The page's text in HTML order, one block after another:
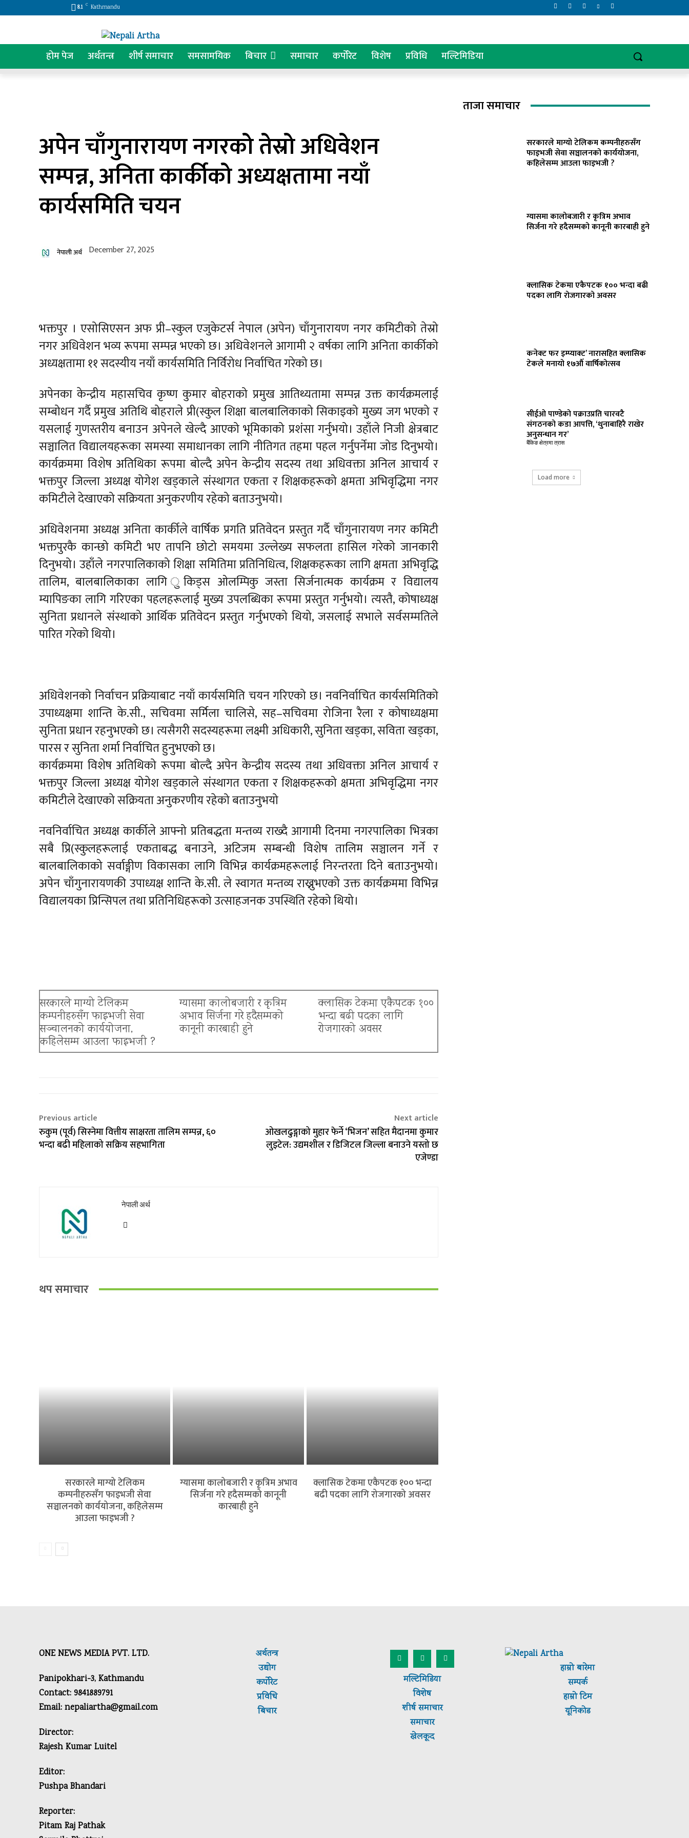
8.1 C Kathmandu
होम पेज अर्थतन्त्र शीर्ष समाचार समसामयिक बिचार समाचार कर्पोरेट विशेष प्रविधि मल्टिमिडिया
अपेन चाँगुनारायण नगरको तेस्रो अधिवेशन
सम्पन्न, अनिता कार्कीको अध्यक्षतामा नयाँ
कार्यसमिति चयन
नेपाली अर्थ December 27, 2025
भक्तपुर । एसोसिएसन अफ प्री–स्कुल एजुकेटर्स नेपाल (अपेन) चाँगुनारायण नगर कमिटीको तेस्रो
नगर अधिवेशन भव्य रूपमा सम्पन्न भएको छ। अधिवेशनले आगामी २ वर्षका लागि अनिता कार्कीको
अध्यक्षतामा ११ सदस्यीय नयाँ कार्यसमिति निर्विरोध निर्वाचित गरेको छ।
अपेनका केन्द्रीय महासचिव कृष्ण कुमार बोहराको प्रमुख आतिथ्यतामा सम्पन्न उक्त कार्यक्रमलाई
सम्बोधन गर्दै प्रमुख अतिथि बोहराले प्री(स्कुल शिक्षा बालबालिकाको सिकाइको मुख्य जग भएको र
यसलाई गुणस्तरीय बनाउन अपेनले खेल्दै आएको भूमिकाको प्रशंसा गर्नुभयो। उहाँले निजी क्षेत्रबाट
सञ्चालित विद्यालयहरूका समस्या समाधानका लागि नीतिगत तहमा पहल गर्नुपर्नेमा जोड दिनुभयो।
कार्यक्रममा विशेष अतिथिका रूपमा बोल्दै अपेन केन्द्रीय सदस्य तथा अधिवक्ता अनिल आचार्य र
भक्तपुर जिल्ला अध्यक्ष योगेश खड्काले संस्थागत एकता र शिक्षकहरूको क्षमता अभिवृद्धिमा नगर
कमिटीले देखाएको सक्रियता अनुकरणीय रहेको बताउनुभयो।
अधिवेशनमा अध्यक्ष अनिता कार्कीले वार्षिक प्रगति प्रतिवेदन प्रस्तुत गर्दै चाँगुनारायण नगर कमिटी
भक्तपुरकै कान्छो कमिटी भए तापनि छोटो समयमा उल्लेख्य सफलता हासिल गरेको जानकारी
दिनुभयो। उहाँले नगरपालिकाको शिक्षा समितिमा प्रतिनिधित्व, शिक्षकहरूका लागि क्षमता अभिवृद्धि
तालिम, बालबालिकाका लागि ुकिड्स ओलम्पिकु जस्ता सिर्जनात्मक कार्यक्रम र विद्यालय
म्यापिङका लागि गरिएका पहलहरूलाई मुख्य उपलब्धिका रूपमा प्रस्तुत गर्नुभयो। त्यस्तै, कोषाध्यक्ष
सुनिता प्रधानले संस्थाको आर्थिक प्रतिवेदन प्रस्तुत गर्नुभएको थियो, जसलाई सभाले सर्वसम्मतिले
पारित गरेको थियो।
अधिवेशनको निर्वाचन प्रक्रियाबाट नयाँ कार्यसमिति चयन गरिएको छ। नवनिर्वाचित कार्यसमितिको
उपाध्यक्षमा शान्ति के.सी., सचिवमा सर्मिला चालिसे, सह–सचिवमा रोजिना रैला र कोषाध्यक्षमा
सुनिता प्रधान रहनुभएको छ। त्यसैगरी सदस्यहरूमा लक्ष्मी अधिकारी, सुनिता खड्का, सविता खड्का,
पारस र सुनिता शर्मा निर्वाचित हुनुभएको छ।
कार्यक्रममा विशेष अतिथिको रूपमा बोल्दै अपेन केन्द्रीय सदस्य तथा अधिवक्ता अनिल आचार्य र
भक्तपुर जिल्ला अध्यक्ष योगेश खड्काले संस्थागत एकता र शिक्षकहरूको क्षमता अभिवृद्धिमा नगर
कमिटीले देखाएको सक्रियता अनुकरणीय रहेको बताउनुभयो
नवनिर्वाचित अध्यक्ष कार्कीले आफ्नो प्रतिबद्धता मन्तव्य राख्दै आगामी दिनमा नगरपालिका भित्रका
सबै प्रि(स्कुलहरूलाई एकताबद्ध बनाउने, अटिजम सम्बन्धी विशेष तालिम सञ्चालन गर्ने र
बालबालिकाको सर्वाङ्गीण विकासका लागि विभिन्न कार्यक्रमहरूलाई निरन्तरता दिने बताउनुभयो।
अपेन चाँगुनारायणकी उपाध्यक्ष शान्ति के.सी. ले स्वागत मन्तव्य राख्नुभएको उक्त कार्यक्रममा विभिन्न
विद्यालयका प्रिन्सिपल तथा प्रतिनिधिहरूको उत्साहजनक उपस्थिति रहेको थियो।
सरकारले माग्यो टेलिकम
कम्पनीहरुसँग फाइभजी सेवा
सञ्चालनको कार्ययोजना,
कहिलेसम्म आउला फाइभजी ?
ग्यासमा कालोबजारी र कृत्रिम
अभाव सिर्जना गरे हदैसम्मको
कानूनी कारबाही हुने
क्लासिक टेकमा एकैपटक १००
भन्दा बढी पदका लागि
रोजगारको अवसर
Previous article
रुकुम (पूर्व) सिस्नेमा वित्तीय साक्षरता तालिम सम्पन्न, ६०
भन्दा बढी महिलाको सक्रिय सहभागिता
Next article
ओखलढुङ्गाको मुहार फेर्ने ‘भिजन’ सहित मैदानमा कुमार
लुइटेल: उद्यमशील र डिजिटल जिल्ला बनाउने यस्तो छ
एजेण्डा
नेपाली अर्थ
थप समाचार
सरकारले माग्यो टेलिकम
कम्पनीहरुसँग फाइभजी सेवा
सञ्चालनको कार्ययोजना, कहिलेसम्म
आउला फाइभजी ?
ग्यासमा कालोबजारी र कृत्रिम अभाव
सिर्जना गरे हदैसम्मको कानूनी
कारबाही हुने
क्लासिक टेकमा एकैपटक १०० भन्दा
बढी पदका लागि रोजगारको अवसर
ताजा समाचार
सरकारले माग्यो टेलिकम कम्पनीहरुसँग
फाइभजी सेवा सञ्चालनको कार्ययोजना,
कहिलेसम्म आउला फाइभजी ?
ग्यासमा कालोबजारी र कृत्रिम अभाव
सिर्जना गरे हदैसम्मको कानूनी कारबाही हुने
क्लासिक टेकमा एकैपटक १०० भन्दा बढी
पदका लागि रोजगारको अवसर
कनेक्ट फर इम्प्याक्ट’ नारासहित क्लासिक
टेकले मनायो १७औँ वार्षिकोत्सव
सीईओ पाण्डेको पक्राउप्रति चारवटै
संगठनको कडा आपत्ति, ‘थुनाबाहिरै राखेर
अनुसन्धान गर’
बैंकिङ क्षेत्रमा त्रास
Load more
ONE NEWS MEDIA PVT. LTD.
Panipokhari-3, Kathmandu
Contact: 9841889791
Email: nepaliartha@gmail.com
Director:
Rajesh Kumar Luitel
Editor:
Pushpa Bhandari
Reporter:
Pitam Raj Pathak
अर्थतन्त्र
उद्योग
कर्पाेरेट
प्रविधि
बिचार
मल्टिमिडिया
विशेष
शीर्षसमाचार
समाचार
खेलकूद
हाम्रो बारेमा
सम्पर्क
हाम्रो टिम
यूनिकोड